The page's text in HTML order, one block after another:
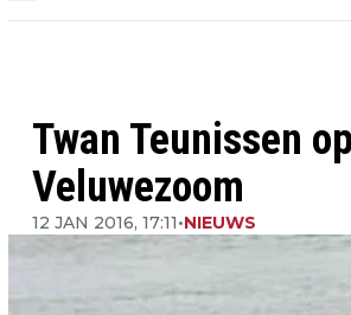
Twan Teunissen
Veluwezoom
12 JAN 2016, 17:11•NIEUWS